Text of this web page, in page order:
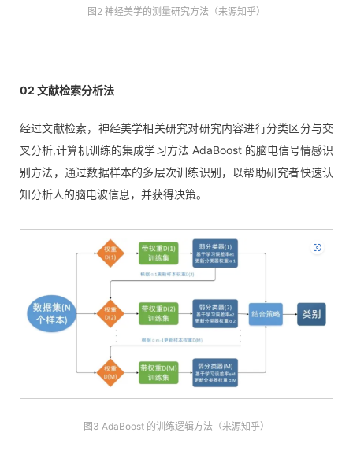
图2 神经美学的测量研究方法（来源知乎）
02 文献检索分析法
经过文献检索，神经美学相关研究对研究内容进行分类区分与交
叉分析,计算机训练的集成学习方法 AdaBoost 的脑电信号情感识
别方法，通过数据样本的多层次训练识别，以帮助研究者快速认
知分析人的脑电波信息，并获得决策。
图3 AdaBoost 的训练逻辑方法（来源知乎）